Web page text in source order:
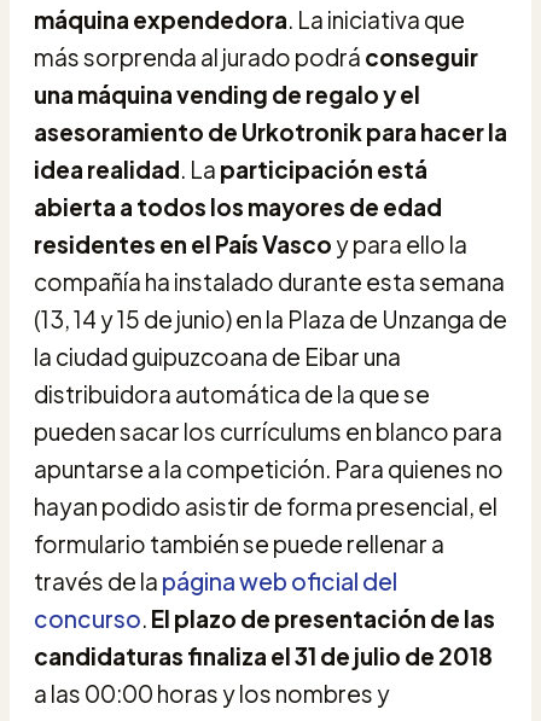
máquina expendedora. La iniciativa que
más sorprenda al jurado podrá conseguir
una máquina vending de regalo y el
asesoramiento de Urkotronik para hacer la
idea realidad. La participación está
abierta a todos los mayores de edad
residentes en el País Vasco y para ello la
compañía ha instalado durante esta semana
(13, 14 y 15 de junio) en la Plaza de Unzanga de
la ciudad guipuzcoana de Eibar una
distribuidora automática de la que se
pueden sacar los currículums en blanco para
apuntarse a la competición. Para quienes no
hayan podido asistir de forma presencial, el
formulario también se puede rellenar a
través de la página web oficial del
concurso. El plazo de presentación de las
candidaturas finaliza el 31 de julio de 2018
a las 00:00 horas y los nombres y